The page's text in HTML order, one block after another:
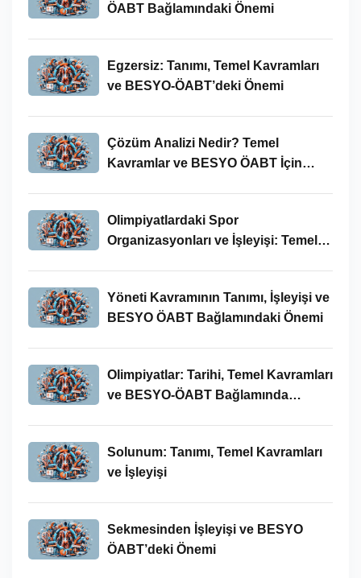
ÖABT Bağlamındaki Önemi
Egzersiz: Tanımı, Temel Kavramları
ve BESYO-ÖABT’deki Önemi
Çözüm Analizi Nedir? Temel
Kavramlar ve BESYO ÖABT İçin
Olimpiyatlardaki Spor
Organizasyonları ve İşleyişi: Temel
Yöneti Kavramının Tanımı, İşleyişi ve
BESYO ÖABT Bağlamındaki Önemi
Olimpiyatlar: Tarihi, Temel Kavramları
ve BESYO-ÖABT Bağlamında
Solunum: Tanımı, Temel Kavramları
ve İşleyişi
Sekmesinden İşleyişi ve BESYO
ÖABT’deki Önemi